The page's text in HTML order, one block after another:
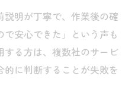
料金表の正しい見方と
ーニング料金相場を徹
明が丁寧で、作業後の確
安心できた」という声も
る方は、複数社のサービ
に判断することが失敗を